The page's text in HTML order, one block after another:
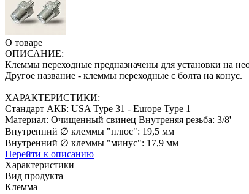
О товаре
ОПИСАНИЕ:
Клеммы переходные предназначены для установки на
Другое название - клеммы переходные с болта на конус.
ХАРАКТЕРИСТИКИ:
Стандарт АКБ: USA Type 31 - Europe Type 1
Материал: Очищенный свинец Внутреняя резьба: 3/8'
Внутренний ∅ клеммы "плюс": 19,5 мм
Внутренний ∅ клеммы "минус": 17,9 мм
Перейти к описанию
Характеристики
Вид продукта
Клемма